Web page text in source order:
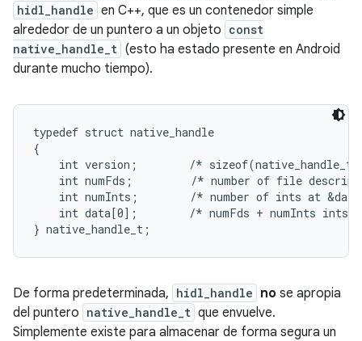
hidl_handle en C++, que es un contenedor simple
alrededor de un puntero a un objeto const
native_handle_t (esto ha estado presente en Android
durante mucho tiempo).
typedef struct native_handle
{
int version;        /*
int numFds;         /* number of file
int numInts;        /* number of ints at
int data[0];        /* numFds + numInts ints
De forma predeterminada, hidl_handle no se apropia
del puntero native_handle_t que envuelve.
Simplemente existe para almacenar de forma segura un